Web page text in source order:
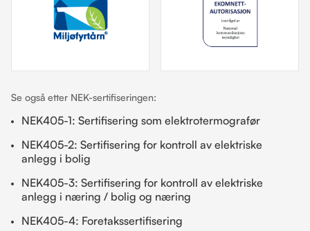
Se også etter NEK-sertifiseringen:
NEK405-1: Sertifisering som elektrotermografør
NEK405-2: Sertifisering for kontroll av elektriske
anlegg i bolig
NEK405-3: Sertifisering for kontroll av elektriske
anlegg i næring / bolig og næring
NEK405-4: Foretakssertifisering